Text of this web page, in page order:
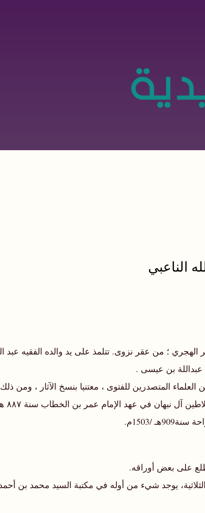
الناعبي
؛ من عقر نزوى. تتلمذ على يد والده الفقيه عبد
عبداللة بن عيسى .
العلماء المتصدرين للفتوى ، معتنيا بنسخ الآثار ،
/1503م.